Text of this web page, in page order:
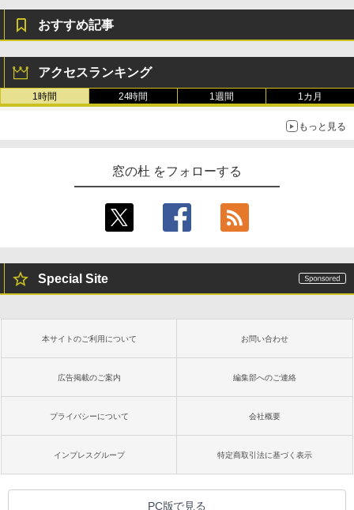
おすすめ記事
アクセスランキング
1時間 24時間 1週間 1カ月
もっと見る
窓の杜 をフォローする
Special Site
本サイトのご利用について お問い合わせ
広告掲載のご案内 編集部へのご連絡
プライバシーについて 会社概要
インプレスグループ 特定商取引法に基づく表示
PC版で見る